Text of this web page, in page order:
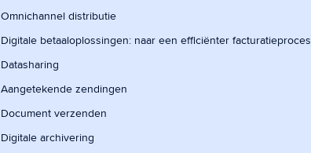
Omnichannel distributie
Digitale betaaloplossingen: naar een efficiënter facturatieproces
Datasharing
Aangetekende zendingen
Document verzenden
Digitale archivering